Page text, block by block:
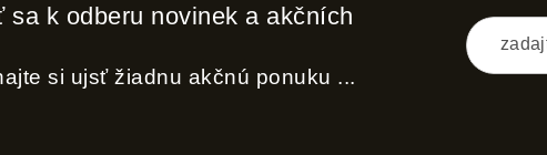
sa k odberu novinek a akčních
si ujsť žiadnu akčnú ponuku ...